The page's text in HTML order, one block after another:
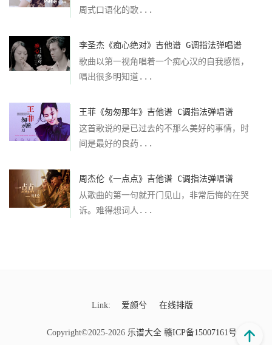
周式口语化的歌...
李圣杰《痴心绝对》吉他谱 G调指法弹唱谱
歌曲以第一视角唱着一个痴心汉的自我感悟，
唱出很多明知道...
王菲《匆匆那年》吉他谱 C调指法弹唱谱
这首歌说的是已过去的不那么美好的事情，时
间是最好的良药...
周杰伦《一点点》吉他谱 C调指法弹唱谱
从歌曲的第一句就开门见山，非常后悔的在哭
诉。难得想词人...
Link: 爱颜兮 在线排版
Copyright©2025-2026 乐谱大全 赣ICP备15007161号-9